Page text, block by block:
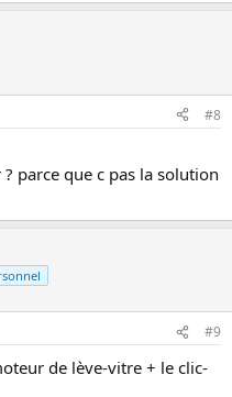
#8
parce que c pas la solution
#9
de lève-vitre + le clic-